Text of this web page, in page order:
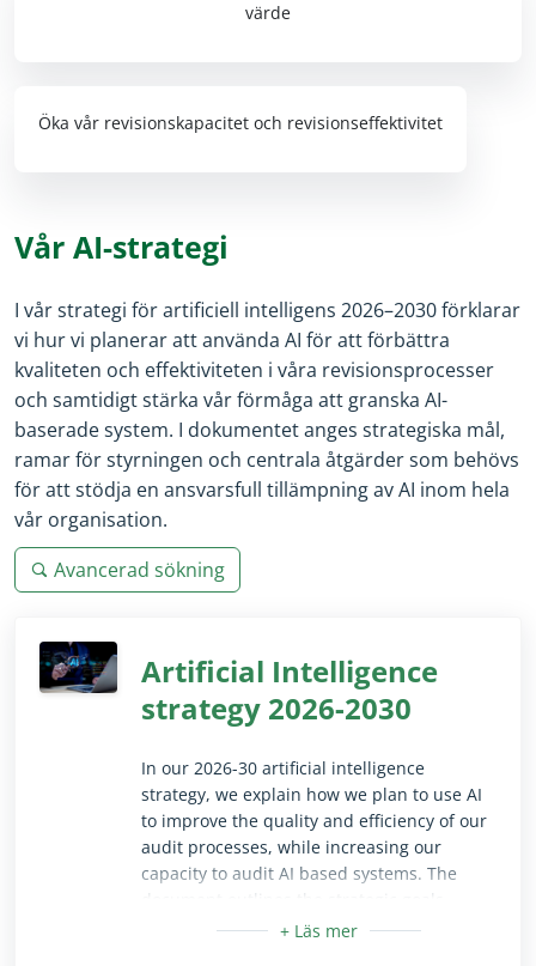
värde
Öka vår revisionskapacitet och revisionseffektivitet
Vår AI-strategi
I vår strategi för artificiell intelligens 2026–2030 förklarar
vi hur vi planerar att använda AI för att förbättra
kvaliteten och effektiviteten i våra revisionsprocesser
och samtidigt stärka vår förmåga att granska AI-
baserade system. I dokumentet anges strategiska mål,
ramar för styrningen och centrala åtgärder som behövs
för att stödja en ansvarsfull tillämpning av AI inom hela
vår organisation.
Avancerad sökning
Artificial Intelligence
strategy 2026-2030
In our 2026-30 artificial intelligence
strategy, we explain how we plan to use AI
to improve the quality and efficiency of our
audit processes, while increasing our
capacity to audit AI based systems. The
document outlines the strategic goals,
governance framework and key actions